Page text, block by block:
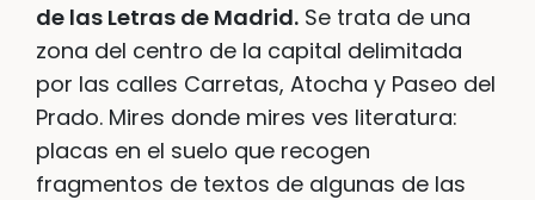
de las Letras de Madrid. Se trata de una
zona del centro de la capital delimitada
por las calles Carretas, Atocha y Paseo del
Prado. Mires donde mires ves literatura:
placas en el suelo que recogen
fragmentos de textos de algunas de las